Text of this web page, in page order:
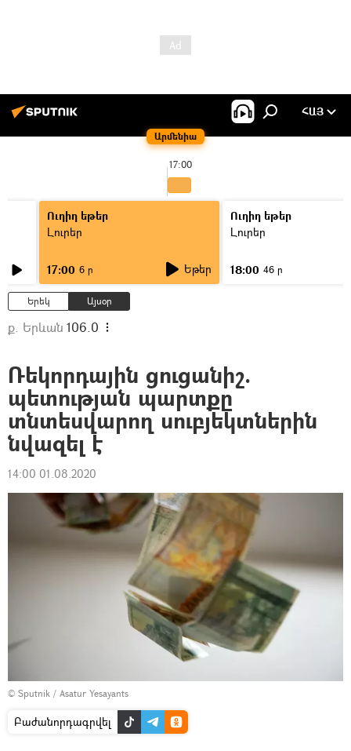
Արմենիա
ՀԱՅ
17:00
Ուղիղ եթեր
Լուրեր
17:00 6 ր Եթեր
Ուղիղ եթեր
Լուրեր
18:00 46 ր
Երեկ Այսօր
ք. Երևան 106.0
Ռեկորդային ցուցանիշ.
պետության պարտքը
տնտեսվարող սուբյեկտներին
նվազել է
14:00 01.08.2020
© Sputnik / Asatur Yesayants
Բաժանորդագրվել